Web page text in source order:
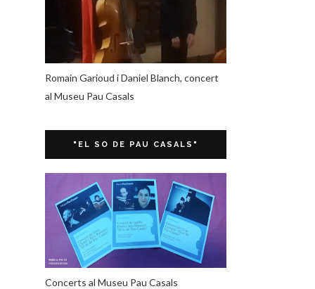
Romain Garioud i Daniel Blanch, concert
al Museu Pau Casals
"EL SO DE PAU CASALS"
Concerts al Museu Pau Casals